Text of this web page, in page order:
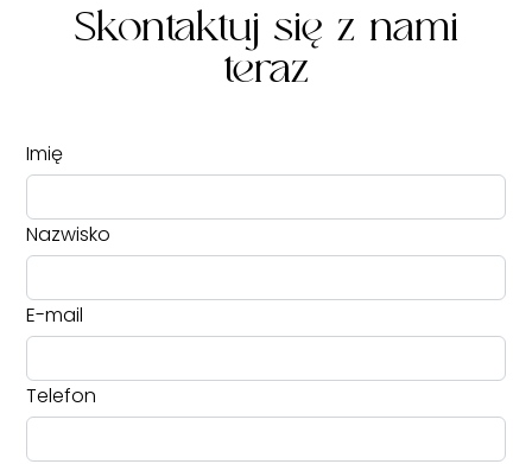
Skontaktuj się z nami
teraz
Imię
Nazwisko
E-mail
Telefon